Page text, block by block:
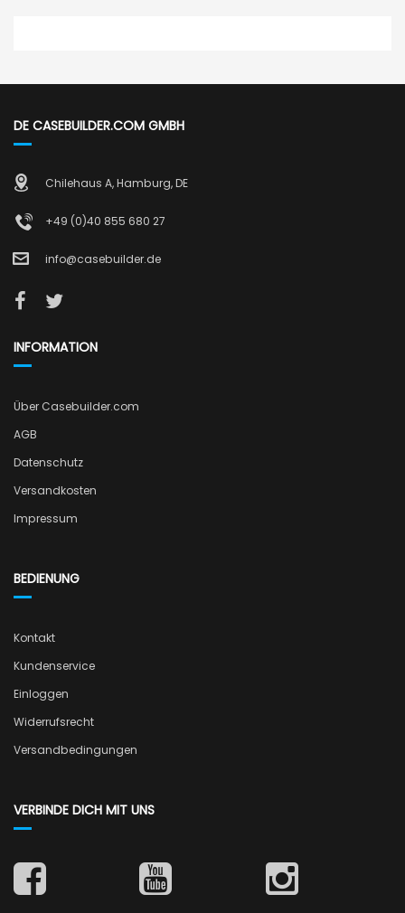
DE CASEBUILDER.COM GMBH
Chilehaus A, Hamburg, DE
+49 (0)40 855 680 27
info@casebuilder.de
INFORMATION
Über Casebuilder.com
AGB
Datenschutz
Versandkosten
Impressum
BEDIENUNG
Kontakt
Kundenservice
Einloggen
Widerrufsrecht
Versandbedingungen
VERBINDE DICH MIT UNS